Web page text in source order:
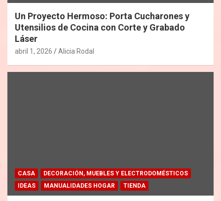
Un Proyecto Hermoso: Porta Cucharones y
Utensilios de Cocina con Corte y Grabado
Láser
abril 1, 2026 Alicia Rodal
CASA
DECORACIÓN, MUEBLES Y ELECTRODOMÉSTICOS
IDEAS
MANUALIDADES HOGAR TIENDA